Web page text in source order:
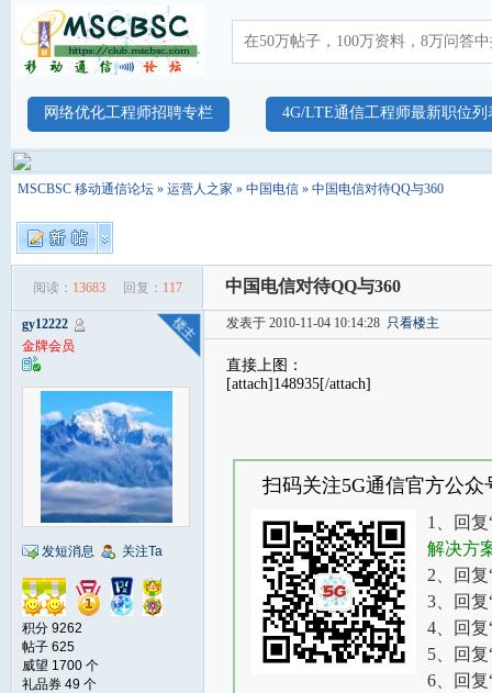
网络优化工程师招聘专栏 4G/LTE通信工程师最新职位列
MSCBSC 移动通信论坛 » 运营人之家 » 中国电信 » 中国电信对待QQ与360
阅读： 13683 回复： 117 中国电信对待QQ与360
gy12222
金牌会员
发短消息 关注Ta
积分 9262
帖子 625
威望 1700 个
礼品券 49 个
发表于 2010-11-04 10:14:28 只看楼主
直接上图：
[attach]148935[/attach]
扫码关注5G通信官方公
1、回复
解决方
2、回复
3、回复
4、回复
5、回复
6、回复